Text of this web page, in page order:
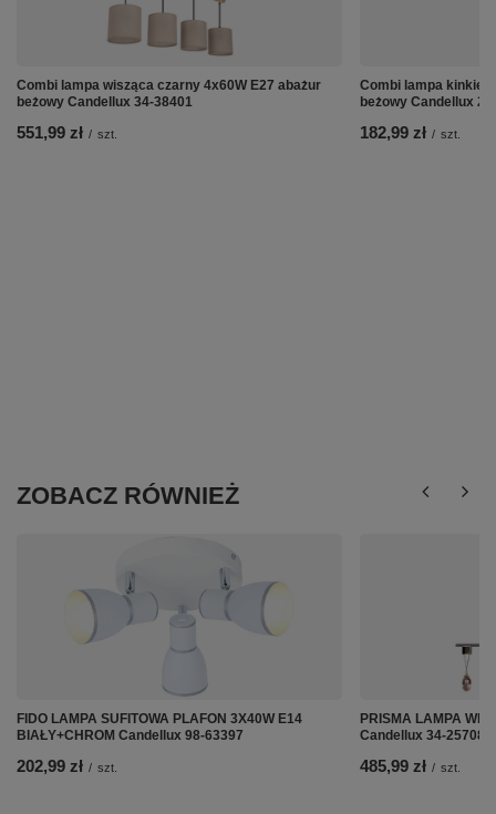
Combi lampa wisząca czarny 4x60W E27 abażur
beżowy Candellux 34-38401
551,99 zł / szt.
Combi lampa kinkiet
beżowy Candellux
182,99 zł / szt.
ZOBACZ RÓWNIEŻ
FIDO LAMPA SUFITOWA PLAFON 3X40W E14
BIAŁY+CHROM Candellux 98-63397
202,99 zł / szt.
PRISMA LAMPA
Candellux 34-25708
485,99 zł / szt.